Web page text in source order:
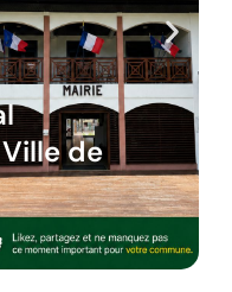
Orange
Mana